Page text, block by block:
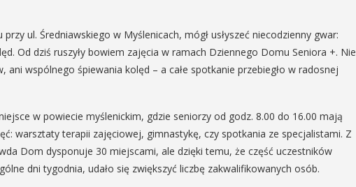
ul. Średniawskiego w Myślenicach, mógł usłyszeć niecodzienny gwar:
Od dziś ruszyły bowiem zajęcia w ramach Dziennego Domu Seniora +. Nie
ani wspólnego śpiewania kolęd – a całe spotkanie przebiegło w radosnej
w powiecie myślenickim, gdzie seniorzy od godz. 8.00 do 16.00 mają
warsztaty terapii zajęciowej, gimnastykę, czy spotkania ze specjalistami. Z
Dom dysponuje 30 miejscami, ale dzięki temu, że część uczestników
dni tygodnia, udało się zwiększyć liczbę zakwalifikowanych osób.